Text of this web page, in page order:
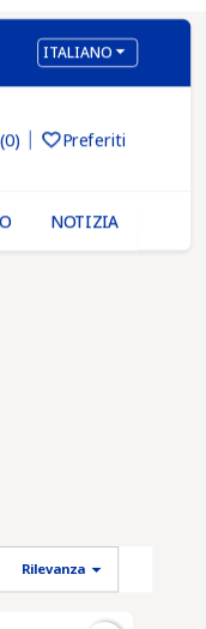
ITALIANO
(0) Preferiti
NOTIZIA
Rilevanza 